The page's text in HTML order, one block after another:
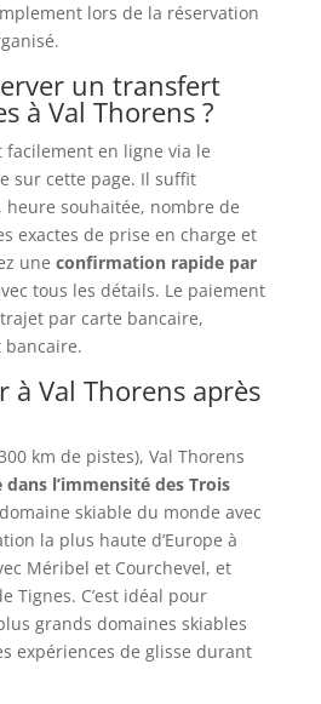
lors de la réservation
un transfert
à Val Thorens ?
facilement en ligne via le
sur cette page. Il suffit
heure souhaitée, nombre de
exactes de prise en charge et
une confirmation rapide par
tous les détails. Le paiement
par carte bancaire,
bancaire.
à Val Thorens après
km de pistes), Val Thorens
dans l’immensité des Trois
skiable du monde avec
la plus haute d’Europe à
Méribel et Courchevel, et
Tignes. C’est idéal pour
grands domaines skiables
expériences de glisse durant